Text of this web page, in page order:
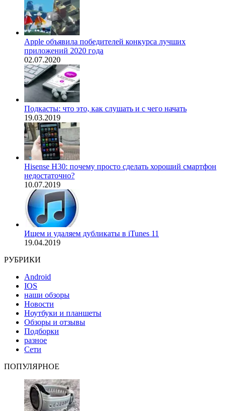
Apple объявила победителей конкурса лучших
приложений 2020 года
02.07.2020
Подкасты: что это, как слушать и с чего начать
19.03.2019
Hisense H30: почему просто сделать хороший смартфон
недостаточно?
10.07.2019
Ищем и удаляем дубликаты в iTunes 11
19.04.2019
РУБРИКИ
Android
IOS
наши обзоры
Новости
Ноутбуки и планшеты
Обзоры и отзывы
Подборки
разное
Сети
ПОПУЛЯРНОЕ